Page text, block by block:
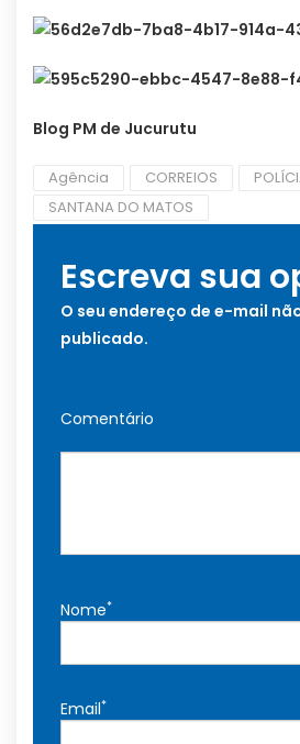
Blog PM de Jucurutu
Agência CORREIOS
SANTANA DO MATOS
Escreva sua
O seu endereço de e-mail
publicado.
Comentário
Nome*
Email*